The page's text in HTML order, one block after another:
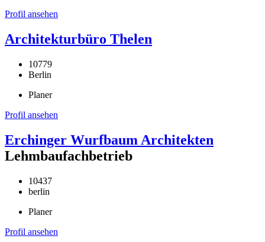
Profil ansehen
Architekturbüro Thelen
10779
Berlin
Planer
Profil ansehen
Erchinger Wurfbaum Architekten
Lehmbaufachbetrieb
10437
berlin
Planer
Profil ansehen